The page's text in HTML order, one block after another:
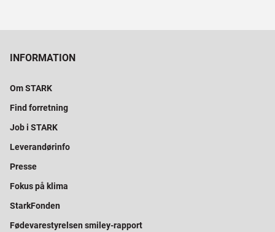
INFORMATION
Om STARK
Find forretning
Job i STARK
Leverandørinfo
Presse
Fokus på klima
StarkFonden
Fødevarestyrelsen smiley-rapport